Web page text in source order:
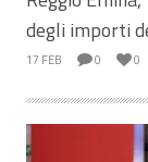
degli importi
17 FEB 0 0